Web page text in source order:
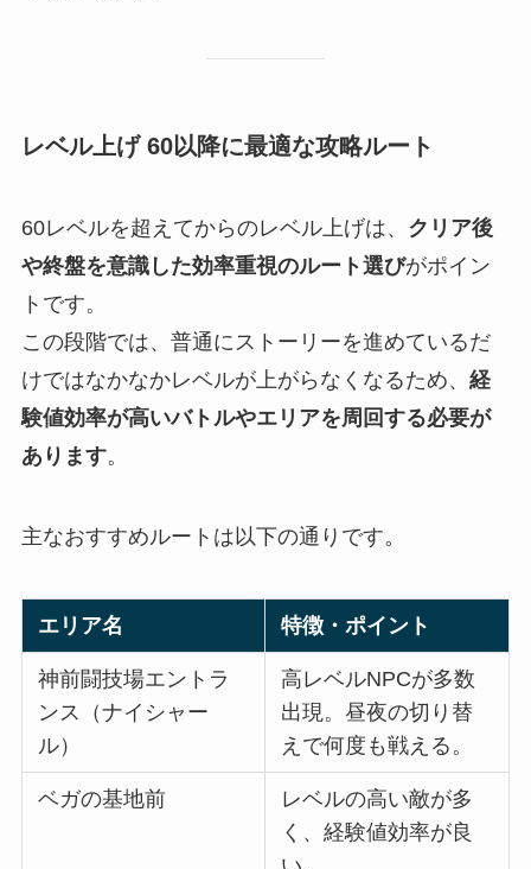
レベル上げ 60以降に最適な攻略ルート
60レベルを超えてからのレベル上げは、 クリア後
や終盤を意識した効率重視のルート選びがポイン
トです。
この段階では、普通にストーリーを進めているだ
けではなかなかレベルが上がらなくなるため、 経
験値効率が高いバトルやエリアを周回する必要が
あります。
主なおすすめルートは以下の通りです。
エリア名 特徴・ポイント
神前闘技場エントラ
ンス（ナイシャー
ル）
高レベルNPCが多数
出現。昼夜の切り替
えで何度も戦える。
ベガの基地前
レベルの高い敵が多
く、経験値効率が良